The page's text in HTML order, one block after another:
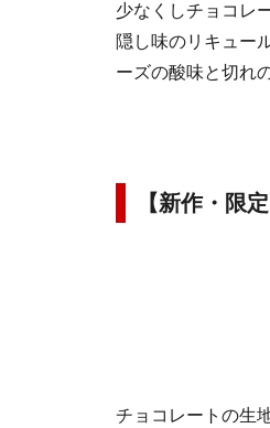
少なくしチョコレ
隠し味のリキュー
ーズの酸味と切れ
【新作・限
チョコレートの生